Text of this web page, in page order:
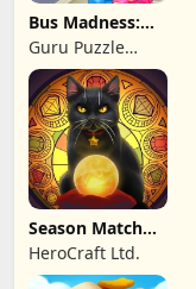
Bus Madness:
Kẹt Xe Đỗ Xe
Guru Puzzle
Game
Season Match－
Magic Jewel
Story
HeroCraft Ltd.